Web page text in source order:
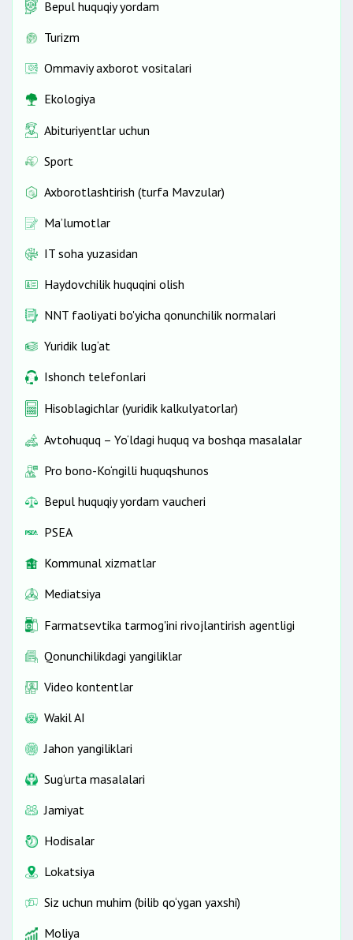
Bepul huquqiy yordam
Turizm
Ommaviy axborot vositalari
Ekologiya
Abituriyentlar uchun
Sport
Axborotlashtirish (turfa Mavzular)
Ma’lumotlar
IT soha yuzasidan
Haydovchilik huquqini olish
NNT faoliyati bo'yicha qonunchilik normalari
Yuridik lug‘at
Ishonch telefonlari
Hisoblagichlar (yuridik kalkulyatorlar)
Avtohuquq – Yo‘ldagi huquq va boshqa masalalar
Pro bono-Ko‘ngilli huquqshunos
Bepul huquqiy yordam vaucheri
PSEA
Kommunal xizmatlar
Mediatsiya
Farmatsevtika tarmog'ini rivojlantirish agentligi
Qonunchilikdagi yangiliklar
Video kontentlar
Wakil AI
Jahon yangiliklari
Sug‘urta masalalari
Jamiyat
Hodisalar
Lokatsiya
Siz uchun muhim (bilib qo‘ygan yaxshi)
Moliya